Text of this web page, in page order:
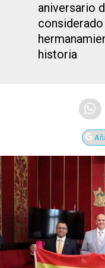
aniversario
historia